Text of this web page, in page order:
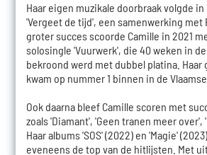
Haar eigen muzikale doorbraak volgde
'Vergeet de tijd', een samenwerking met
groter succes scoorde Camille in 2021
solosingle 'Vuurwerk', die 40 weken in
bekroond werd met dubbel platina. Haar
kwam op nummer 1 binnen in de
Ook daarna bleef Camille scoren met
zoals 'Diamant', 'Geen tranen meer over',
Haar albums 'SOS' (2022) en 'Magie'
eveneens de top van de hitlijsten. Met